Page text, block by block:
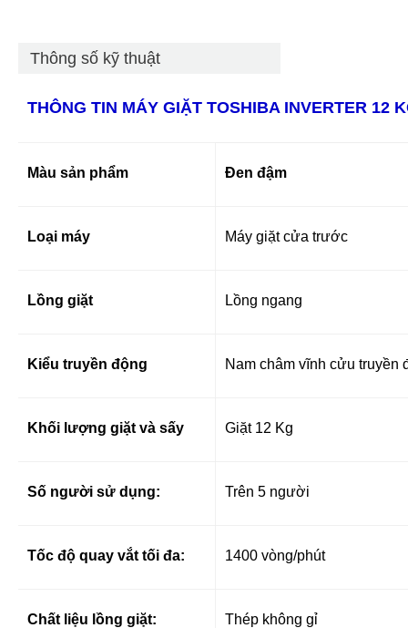
Thông số kỹ thuật
THÔNG TIN MÁY GIẶT TOSHIBA INVERTER 12
Màu sản phẩm Đen đậm
Loại máy Máy giặt cửa trước
Lồng giặt Lồng ngang
Kiểu truyền động Nam châm vĩnh cửu truyền
Khối lượng giặt và sấy Giặt 12 Kg
Số người sử dụng: Trên 5 người
Tốc độ quay vắt tối đa: 1400 vòng/phút
Chất liệu lồng giặt: Thép không gỉ